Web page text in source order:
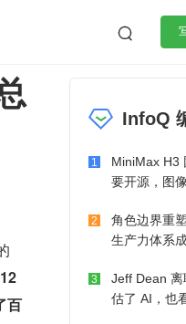

作
微服务架构
百
InfoQ
1
MiniMax H3
要开源，图
2
角色边界重
生产力体系
3
Jeff Dean
估了 AI，也